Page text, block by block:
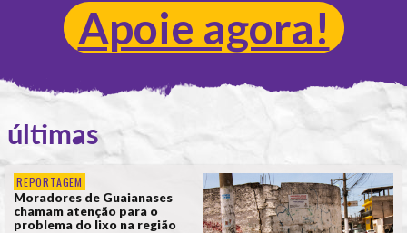
Apoie agora!
últimas
REPORTAGEM
Moradores de Guaianases
chamam atenção para o
problema do lixo na região